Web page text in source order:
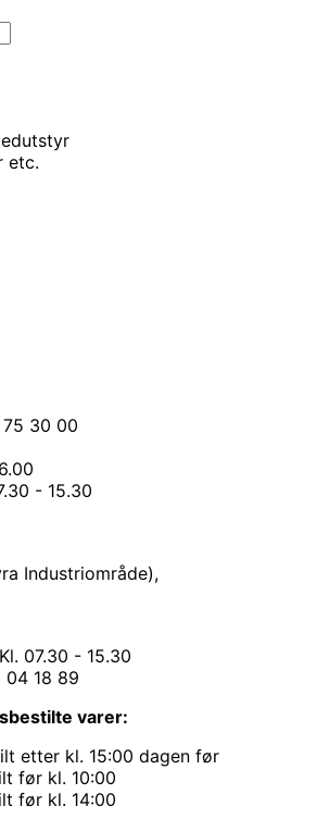
etc.
30 00
- 15.30
Industriområde),
Kl. 07.30 - 15.30
04 18 89
varer:
etter kl. 15:00 dagen før
før kl. 10:00
før kl. 14:00